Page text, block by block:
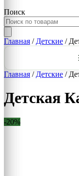
Поиск
Главная / Детские /
Главная / Детские /
Детская
-20%